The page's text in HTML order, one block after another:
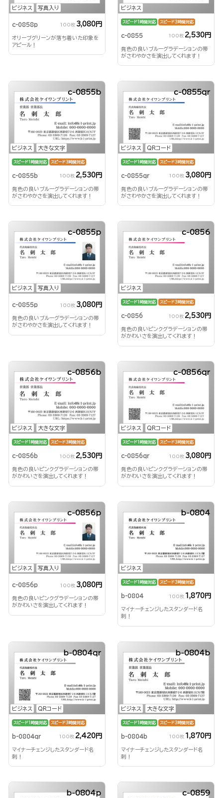
ビジネス 写真入り
c-0858p 100枚 3,080円
オリーブグリーンが落ち着いた印象を
アピール！
ビジネス
スピード1時間対応 スピード3時間対応
c-0855 100枚 2,530円
発色の良いブルーグラデーションの帯
がさわやかさを演出してくれます！
ビジネス 大きな文字
c-0855b
スピード1時間対応 スピード3時間対応
c-0855b 100枚 2,530円
発色の良いブルーグラデーションの帯
がさわやかさを演出してくれます！
ビジネス QRコード
c-0855qr
スピード1時間対応 スピード3時間対応
c-0855qr 100枚 3,080円
発色の良いブルーグラデーションの帯
がさわやかさを演出してくれます！
ビジネス 写真入り
c-0855p
c-0855p 100枚 3,080円
発色の良いブルーグラデーションの帯
がさわやかさを演出してくれます！
ビジネス
c-0856
スピード1時間対応 スピード3時間対応
c-0856 100枚 2,530円
発色の良いピンクグラデーションの帯
がかわいさを演出してくれます！
ビジネス 大きな文字
c-0856b
スピード1時間対応 スピード3時間対応
c-0856b 100枚 2,530円
発色の良いピンクグラデーションの帯
がかわいさを演出してくれます！
ビジネス QRコード
c-0856qr
スピード1時間対応 スピード3時間対応
c-0856qr 100枚 3,080円
発色の良いピンクグラデーションの帯
がかわいさを演出してくれます！
ビジネス 写真入り
c-0856p
c-0856p 100枚 3,080円
発色の良いピンクグラデーションの帯
がかわいさを演出してくれます！
ビジネス
b-0804
スピード1時間対応 スピード3時間対応
b-0804 100枚 1,870円
マイナーチェンジしたスタンダード名
刺！
ビジネス QRコード
b-0804qr
スピード1時間対応 スピード3時間対応
b-0804qr 100枚 2,420円
マイナーチェンジしたスタンダード名
刺！
ビジネス 大きな文字
b-0804b
スピード1時間対応 スピード3時間対応
b-0804b 100枚 1,870円
マイナーチェンジしたスタンダード名
刺！
b-0804p c-0859